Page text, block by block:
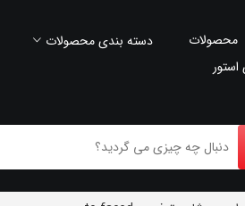
محصولات دسته بندی محصولات